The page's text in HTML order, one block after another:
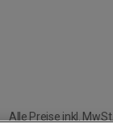
Alle Preise inkl. MwSt.